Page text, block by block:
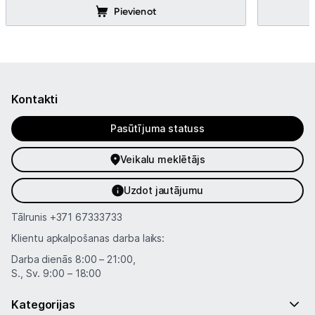
Pievienot
Kontakti
Pasūtījuma statuss
Veikalu meklētājs
Uzdot jautājumu
Tālrunis +371 67333733
Klientu apkalpošanas darba laiks:
Darba dienās 8:00 – 21:00,
S., Sv. 9:00 – 18:00
Kategorijas